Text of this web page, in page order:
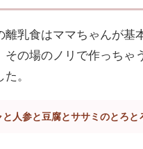
離乳食はママちゃんが基
その場のノリで作っちゃ
。
と人参と豆腐とササミのとろと